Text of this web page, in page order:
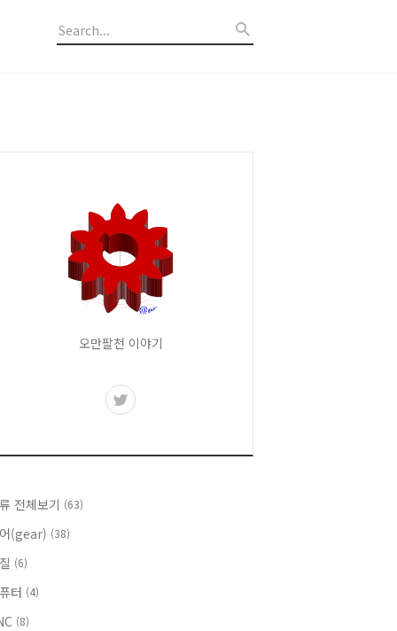
오만팔천 이야기
전체보기 (63)
(gear) (38)
(6)
터 (4)
(8)